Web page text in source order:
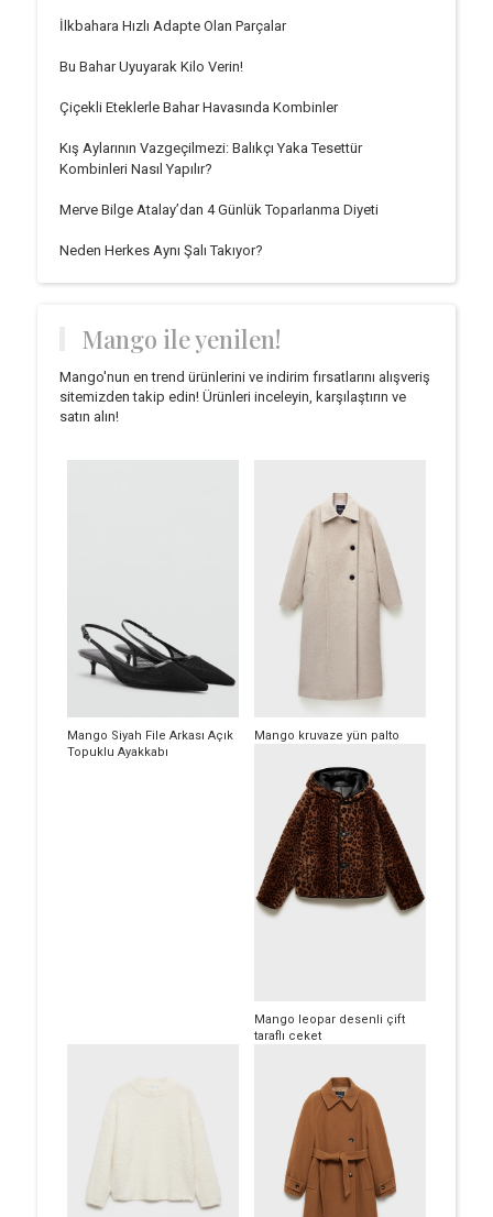
İlkbahara Hızlı Adapte Olan Parçalar
Bu Bahar Uyuyarak Kilo Verin!
Çiçekli Eteklerle Bahar Havasında Kombinler
Kış Aylarının Vazgeçilmezi: Balıkçı Yaka Tesettür
Kombinleri Nasıl Yapılır?
Merve Bilge Atalay’dan 4 Günlük Toparlanma Diyeti
Neden Herkes Aynı Şalı Takıyor?
Mango ile yenilen!
Mango'nun en trend ürünlerini ve indirim fırsatlarını alışveriş
sitemizden takip edin! Ürünleri inceleyin, karşılaştırın ve
satın alın!
Mango Siyah File Arkası Açık
Topuklu Ayakkabı
Mango kruvaze yün palto
Mango leopar desenli çift
taraflı ceket